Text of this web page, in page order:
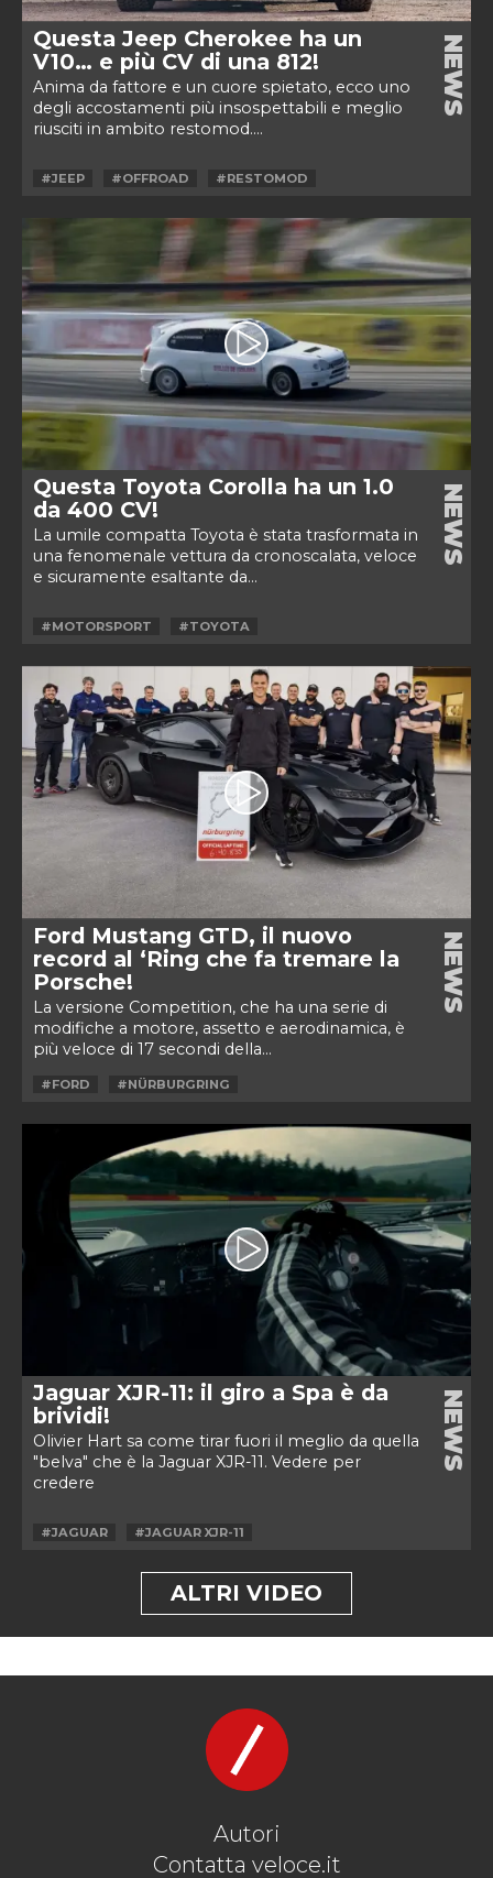
Questa Jeep Cherokee ha un
V10… e più CV di una 812!
Anima da fattore e un cuore spietato, ecco uno
degli accostamenti più insospettabili e meglio
riusciti in ambito restomod....
NEWS
#JEEP #OFFROAD #RESTOMOD
Questa Toyota Corolla ha un 1.0
da 400 CV!
La umile compatta Toyota è stata trasformata in
una fenomenale vettura da cronoscalata, veloce
e sicuramente esaltante da...
NEWS
#MOTORSPORT #TOYOTA
Ford Mustang GTD, il nuovo
record al ‘Ring che fa tremare la
Porsche!
La versione Competition, che ha una serie di
modifiche a motore, assetto e aerodinamica, è
più veloce di 17 secondi della...
NEWS
#FORD #NÜRBURGRING
Jaguar XJR-11: il giro a Spa è da
brividi!
Olivier Hart sa come tirar fuori il meglio da quella
"belva" che è la Jaguar XJR-11. Vedere per
credere
NEWS
#JAGUAR #JAGUAR XJR-11
ALTRI VIDEO
Autori
Contatta veloce.it